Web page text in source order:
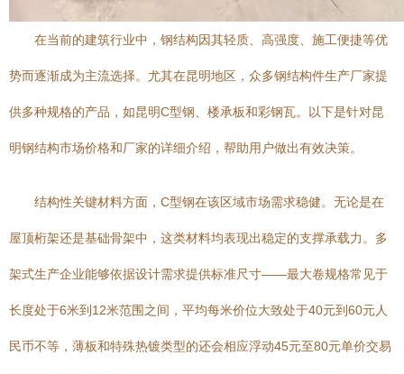
在当前的建筑行业中，钢结构因其轻质、高强度、施工便捷等优
势而逐渐成为主流选择。尤其在昆明地区，众多钢结构件生产厂家提
供多种规格的产品，如昆明C型钢、楼承板和彩钢瓦。以下是针对昆
明钢结构市场价格和厂家的详细介绍，帮助用户做出有效决策。
结构性关键材料方面，C型钢在该区域市场需求稳健。无论是在
屋顶桁架还是基础骨架中，这类材料均表现出稳定的支撑承载力。多
架式生产企业能够依据设计需求提供标准尺寸——最大卷规格常见于
长度处于6米到12米范围之间，平均每米价位大致处于40元到60元人
民币不等，薄板和特殊热镀类型的还会相应浮动45元至80元单价交易